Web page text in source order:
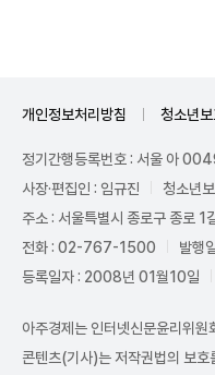
개인정보처리방침 청소년
정기간행등록번호 : 서울 아
사장·편집인 : 임규진
청소년
주소 : 서울특별시 종로구 종로
전화 : 02-767-1500
발행
등록일자 : 2008년 01월10일
아주경제는 인터넷신문윤리위
콘텐츠(기사)는 저작권법의 보